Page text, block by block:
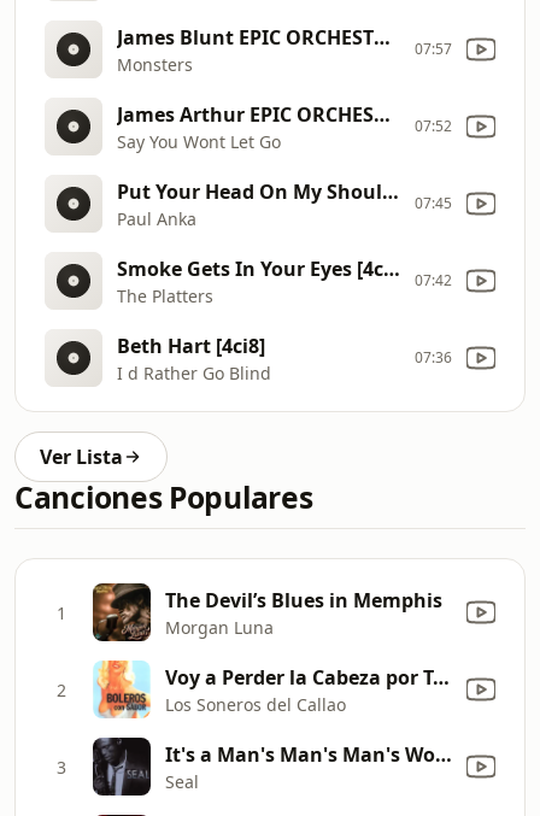
James Blunt EPIC ORCHESTRAL COVER [4ctH]
Monsters
07:57
James Arthur EPIC ORCHESTRAL COVER [4cvB]
Say You Wont Let Go
07:52
Put Your Head On My Shoulder [4clk]
Paul Anka
07:45
Smoke Gets In Your Eyes [4cmB]
The Platters
07:42
Beth Hart [4ci8]
I d Rather Go Blind
07:36
Ver Lista
Canciones Populares
1 The Devil’s Blues in Memphis
Morgan Luna
2 Voy a Perder la Cabeza por Tu Amor
Los Soneros del Callao
3 It's a Man's Man's Man's World
Seal